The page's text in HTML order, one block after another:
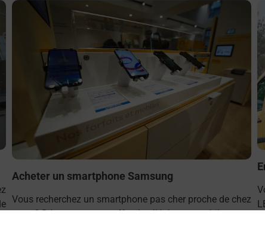
En savoir plus
Acheter un smartphone Samsung
Vous recherchez un smartphone pas cher proche de chez
vous ? Découvrez notre offre de téléphones mobiles